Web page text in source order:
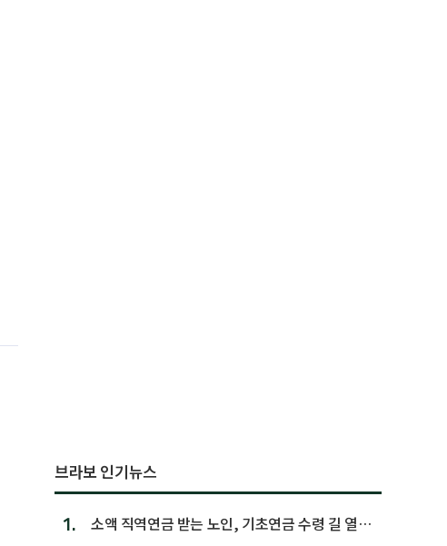
브라보 인기뉴스
1.
소액 직역연금 받는 노인, 기초연금 수령 길 열린